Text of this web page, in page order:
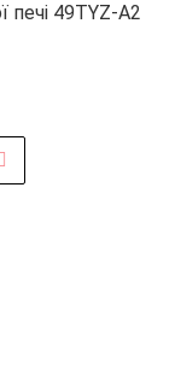
печі 49TYZ-A2